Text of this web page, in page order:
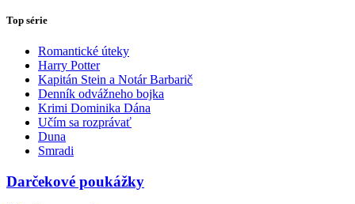
Top série
Romantické úteky
Harry Potter
Kapitán Stein a Notár Barbarič
Denník odvážneho bojka
Krimi Dominika Dána
Učím sa rozprávať
Duna
Smradi
Darčekové poukážky